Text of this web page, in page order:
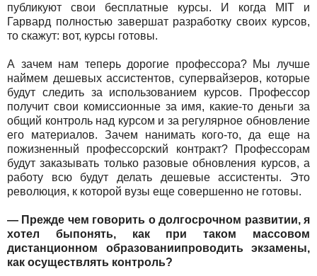
публикуют свои бесплатные курсы. И когда MIT и
Гарвард полностью завершат разработку своих курсов,
то скажут: вот, курсы готовы.
А зачем нам теперь дорогие профессора? Мы лучше
наймем дешевых ассистентов, супервайзеров, которые
будут следить за использованием курсов. Профессор
получит свои комиссионные за имя, какие-то деньги за
общий контроль над курсом и за регулярное обновление
его материалов. Зачем нанимать кого-то, да еще на
пожизненный профессорский контракт? Профессорам
будут заказывать только разовые обновления курсов, а
работу всю будут делать дешевые ассистенты. Это
революция, к которой вузы еще совершенно не готовы.
— Прежде чем говорить о долгосрочном развитии, я
хотел быпонять, как при таком массовом
дистанционном образованиипроводить экзамены,
как осуществлять контроль?